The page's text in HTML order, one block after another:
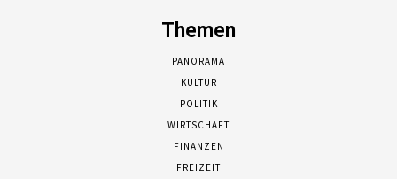
Themen
PANORAMA
KULTUR
POLITIK
WIRTSCHAFT
FINANZEN
FREIZEIT